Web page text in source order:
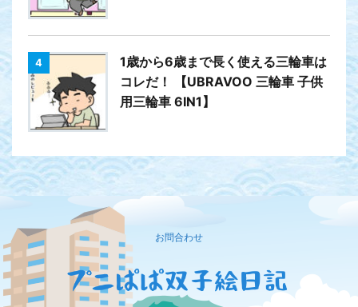
4
1歳から6歳まで長く使える三輪車は
コレだ！ 【UBRAVOO 三輪車 子供
用三輪車 6IN1】
お問合わせ